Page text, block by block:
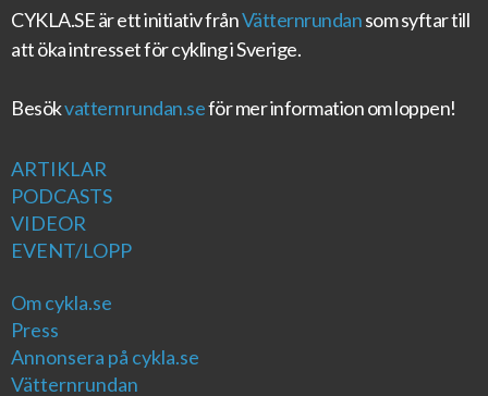
CYKLA.SEär ett initiativ frånVätternrundansom syftar till
att öka intresset för cykling i Sverige.
Besökvatternrundan.seför mer information om loppen!
ARTIKLAR
PODCASTS
VIDEOR
EVENT/LOPP
Om cykla.se
Press
Annonsera på cykla.se
Vätternrundan